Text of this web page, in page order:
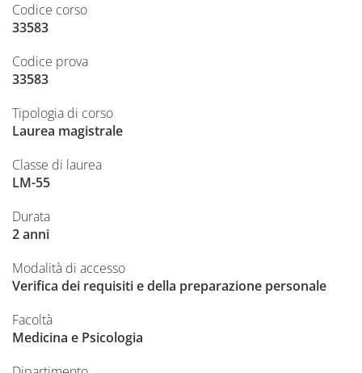
Codice corso
33583
Codice prova
33583
Tipologia di corso
Laurea magistrale
Classe di laurea
LM-55
Durata
2 anni
Modalità di accesso
Verifica dei requisiti e della preparazione personale
Facoltà
Medicina e Psicologia